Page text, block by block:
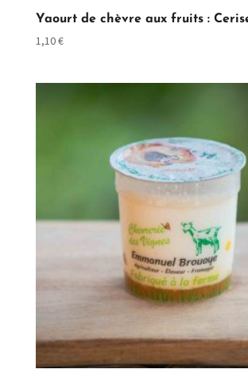
Yaourt de chèvre aux fruits :
1,10€